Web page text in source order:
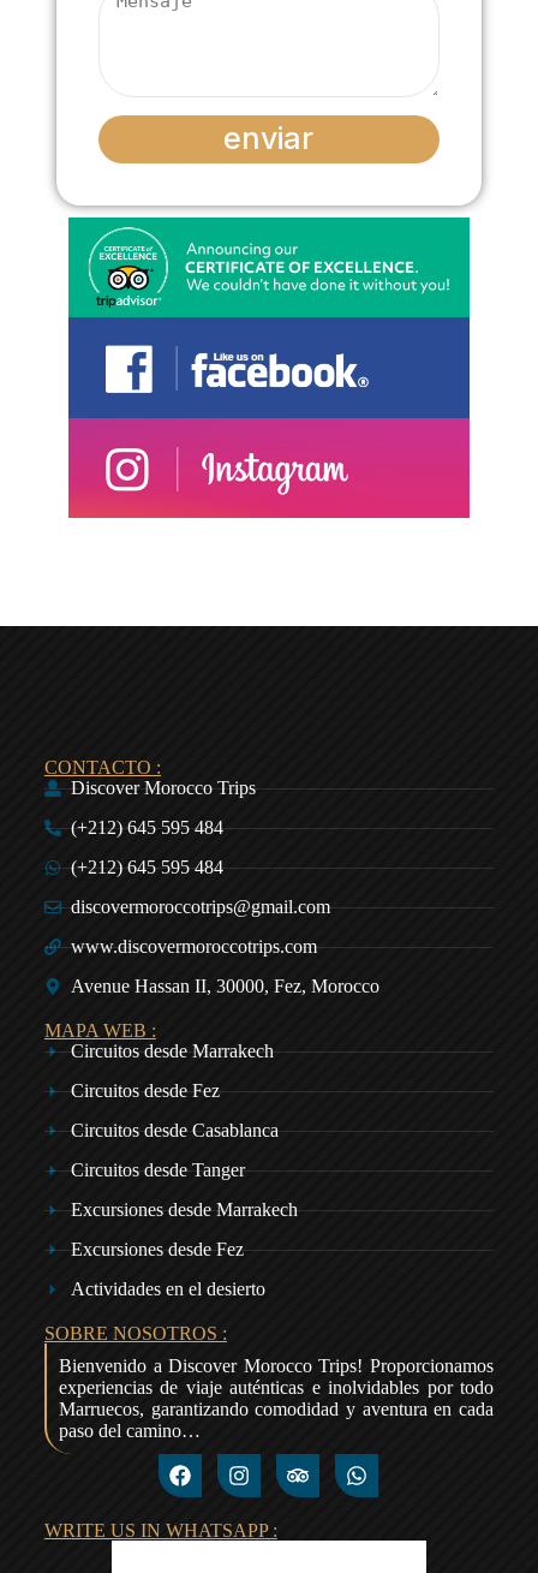
enviar
CONTACTO :
Discover Morocco Trips
(+212) 645 595 484
(+212) 645 595 484
discovermoroccotrips@gmail.com
www.discovermoroccotrips.com
Avenue Hassan II, 30000, Fez, Morocco
MAPA WEB :
Circuitos desde Marrakech
Circuitos desde Fez
Circuitos desde Casablanca
Circuitos desde Tanger
Excursiones desde Marrakech
Excursiones desde Fez
Actividades en el desierto
SOBRE NOSOTROS :
Bienvenido a Discover Morocco Trips! Proporcionamos
experiencias de viaje auténticas e inolvidables por todo
Marruecos, garantizando comodidad y aventura en cada
paso del camino…
WRITE US IN WHATSAPP :